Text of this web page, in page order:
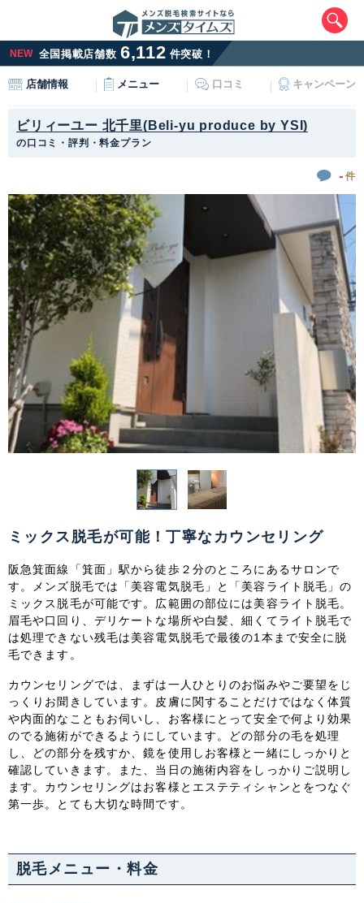
NEW 全国掲載店舗数 6,112 件突破！
店舗情報 メニュー 口コミ キャンペーン
ビリィーユー 北千里(Beli-yu produce by YSI)
の口コミ・評判・料金プラン
- 件
ミックス脱毛が可能！丁寧なカウンセリング
阪急箕面線「箕面」駅から徒歩２分のところにあるサロンで
す。メンズ脱毛では「美容電気脱毛」と「美容ライト脱毛」の
ミックス脱毛が可能です。広範囲の部位には美容ライト脱毛。
眉毛や口回り、デリケートな場所や白髪、細くてライト脱毛で
は処理できない残毛は美容電気脱毛で最後の1本まで安全に脱
毛できます。
カウンセリングでは、まずは一人ひとりのお悩みやご要望をじ
っくりお聞きしています。皮膚に関することだけではなく体質
や内面的なこともお伺いし、お客様にとって安全で何より効果
のでる施術ができるようにしています。どの部分の毛を処理
し、どの部分を残すか、鏡を使用しお客様と一緒にしっかりと
確認していきます。また、当日の施術内容をしっかりご説明し
ます。カウンセリングはお客様とエステティシャンとをつなぐ
第一歩。とても大切な時間です。
脱毛メニュー・料金
エリアから最寄りサロンを探す
北海道・東北
北海道 青森県 宮城県
秋田県 山形県
関東
茨城県 栃木県 群馬県 埼玉県
千葉県 東京都 神奈川県
新潟県 富山県 石川県 福井県
山梨県 長野県 岐阜県 静岡県
愛知県
関西
滋賀県 京都府 大阪府 兵庫県
奈良県 三重県 和歌山県
中国・四国
鳥取県 島根県
高知県